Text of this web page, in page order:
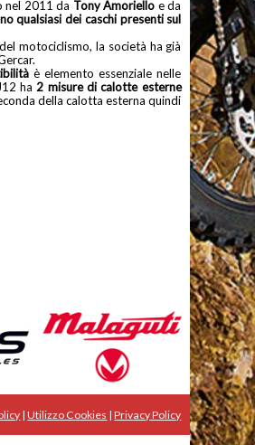
nel 2011 da Tony Amoriello e da
qualsiasi dei caschi presenti sul
motociclismo, la società ha già
è elemento essenziale nelle
ha 2 misure di calotte esterne
della calotta esterna quindi
|Utilizzo Cookies |Privacy Policy